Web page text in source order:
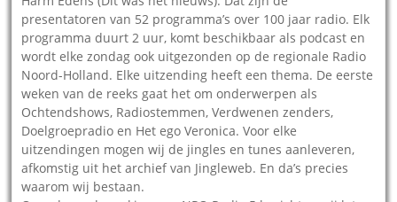
presentatoren van 52 programma’s over 100 jaar radio. Elk
programma duurt 2 uur, komt beschikbaar als podcast en
wordt elke zondag ook uitgezonden op de regionale Radio
Noord-Holland. Elke uitzending heeft een thema. De eerste
weken van de reeks gaat het om onderwerpen als
Ochtendshows, Radiostemmen, Verdwenen zenders,
Doelgroepradio en Het ego Veronica. Voor elke
uitzendingen mogen wij de jingles en tunes aanleveren,
afkomstig uit het archief van Jingleweb. En da’s precies
waarom wij bestaan.